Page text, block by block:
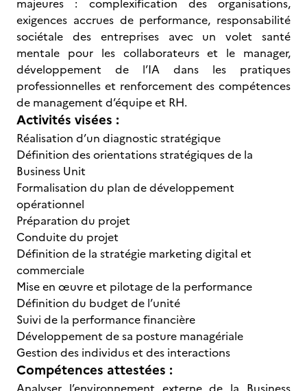
majeures : complexification des organisations,
exigences accrues de performance, responsabilité
sociétale des entreprises avec un volet santé
mentale pour les collaborateurs et le manager,
développement de l’IA dans les pratiques
professionnelles et renforcement des compétences
de management d’équipe et RH.
Activités visées :
Réalisation d’un diagnostic stratégique
Définition des orientations stratégiques de la
Business Unit
Formalisation du plan de développement
opérationnel
Préparation du projet
Conduite du projet
Définition de la stratégie marketing digital et
commerciale
Mise en œuvre et pilotage de la performance
Définition du budget de l’unité
Suivi de la performance financière
Développement de sa posture managériale
Gestion des individus et des interactions
Compétences attestées :